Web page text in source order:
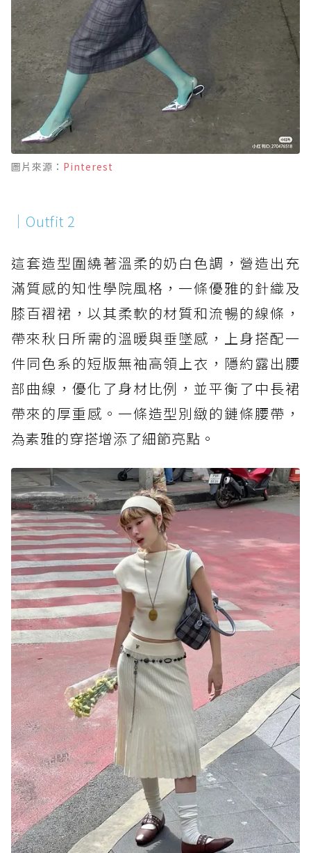
圖片來源： Pinterest
｜Outfit 2
這套造型圍繞著溫柔的奶白色調，營造出充
滿質感的知性學院風格，一條優雅的針織及
膝百褶裙，以其柔軟的材質和流暢的線條，
帶來秋日所需的溫暖與垂墜感，上身搭配一
件同色系的短版無袖高領上衣，隱約露出腰
部曲線，優化了身材比例，並平衡了中長裙
帶來的厚重感。一條造型別緻的鏈條腰帶，
為素雅的穿搭增添了細節亮點。